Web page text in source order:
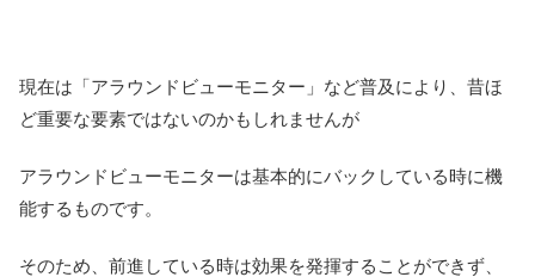
現在は「アラウンドビューモニター」など普及により、昔ほ
ど重要な要素ではないのかもしれませんが
アラウンドビューモニターは基本的にバックしている時に機
能するものです。
そのため、前進している時は効果を発揮することができず、